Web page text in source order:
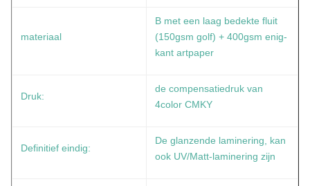
materiaal
B met een laag bedekte fluit
(150gsm golf) + 400gsm enig-
kant artpaper
Druk:
de compensatiedruk van
4color CMKY
Definitief eindig:
De glanzende laminering, kan
ook UV/Matt-laminering zijn